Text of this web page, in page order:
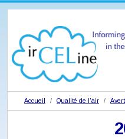
Accueil Qualité de l'air